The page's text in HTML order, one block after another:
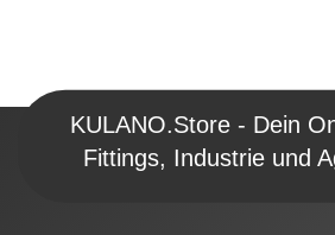
KULANO.Store - Dein
Fittings, Industrie und